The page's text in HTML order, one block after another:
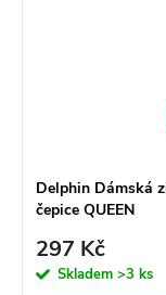
Delphin Dámská
čepice QUEEN
297 Kč
Skladem >3 ks